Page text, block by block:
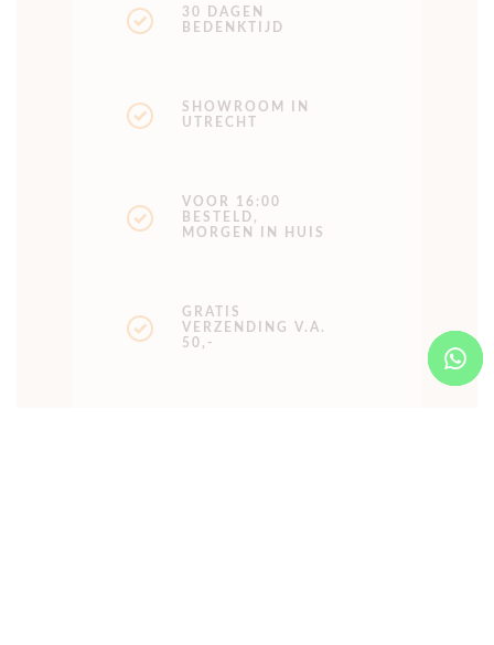
30 DAGEN
BEDENKTIJD
SHOWROOM IN
UTRECHT
VOOR 16:00
BESTELD,
MORGEN IN HUIS
GRATIS
VERZENDING V.A.
50,-